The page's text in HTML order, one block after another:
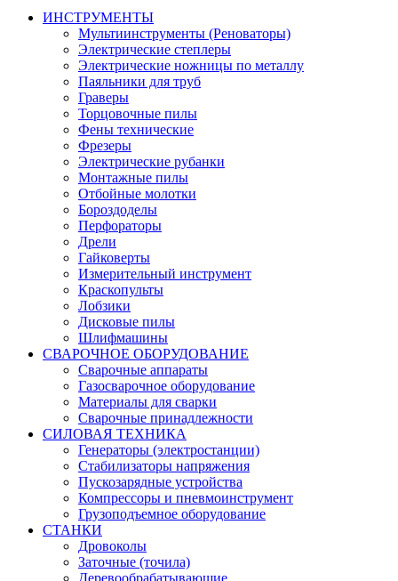
ИНСТРУМЕНТЫ
Мультиинструменты (Реноваторы)
Электрические степлеры
Электрические ножницы по металлу
Паяльники для труб
Граверы
Торцовочные пилы
Фены технические
Фрезеры
Электрические рубанки
Монтажные пилы
Отбойные молотки
Бороздоделы
Перфораторы
Дрели
Гайковерты
Измерительный инструмент
Краскопульты
Лобзики
Дисковые пилы
Шлифмашины
СВАРОЧНОЕ ОБОРУДОВАНИЕ
Сварочные аппараты
Газосварочное оборудование
Материалы для сварки
Сварочные принадлежности
СИЛОВАЯ ТЕХНИКА
Генераторы (электростанции)
Стабилизаторы напряжения
Пускозарядные устройства
Компрессоры и пневмоинструмент
Грузоподъемное оборудование
СТАНКИ
Дровоколы
Заточные (точила)
Деревообрабатывающие